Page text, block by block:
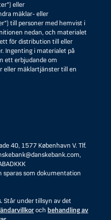
eller
mäklar- eller
till personer med hemvist i
nedan, och materialet
för distribution till eller
Ingenting i materialet på
ett erbjudande om
eller mäklartjänster till en
40, 1577 København V. Tlf.
sparas som dokumentation
Står under tillsyn av det
och behandling av